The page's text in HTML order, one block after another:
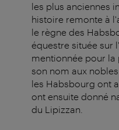
les plus anciennes
histoire remonte à
le règne des
équestre située sur
mentionnée pour
son nom aux
les Habsbourg ont
ont ensuite donné
du Lipizzan.